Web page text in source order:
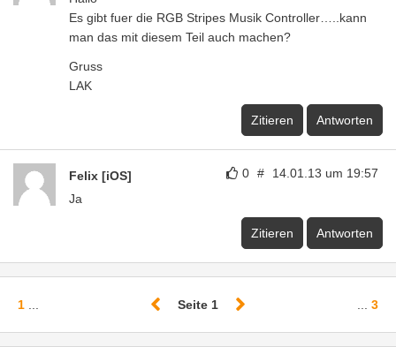
Es gibt fuer die RGB Stripes Musik Controller…..kann
man das mit diesem Teil auch machen?
Gruss
LAK
Zitieren Antworten
0 # 14.01.13 um 19:57
Felix [iOS]
Ja
Zitieren Antworten
1 ... ... 3
Seite 1